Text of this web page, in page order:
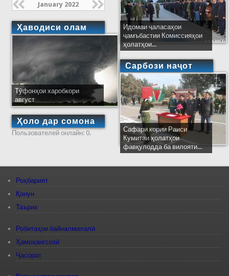
January 2022
Ҳаводиси олам
Тӯфонҳои харобкори
август
Ҳоло дар сомона
Пользователей онлайн: 0.
Идомаи ҷаласаҳои
ҷамъбастии Комиссияҳои
ҳолатҳои...
Сарбози наҷот
Сафари кории Раиси
Кумитаи ҳолатҳои
фавқулодда ба вилояти...
Роҳбарият
Қонун
Таърих
Робитаҳои байналмилалӣ
Ҳамоҳангсозӣ
Ҷасорат